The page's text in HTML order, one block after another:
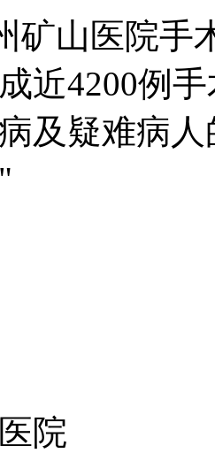
矿山医院手
近4200例
及疑难病
院